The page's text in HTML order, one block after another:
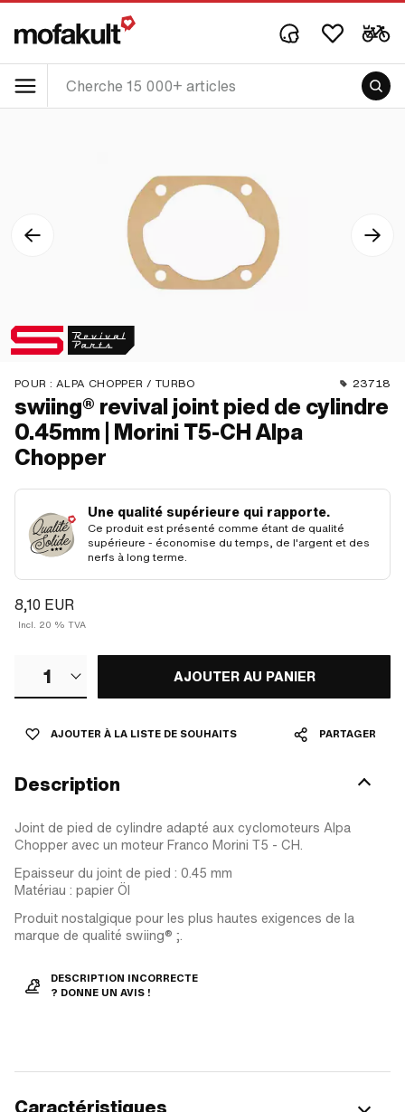
POUR : ALPA CHOPPER / TURBO 23718
swiing® revival joint pied de cylindre
0.45mm | Morini T5-CH Alpa
Chopper
Une qualité supérieure qui rapporte.
Ce produit est présenté comme étant de qualité
supérieure - économise du temps, de l'argent et des
nerfs à long terme.
8,10 EUR
Incl. 20 % TVA
1 AJOUTER AU PANIER
AJOUTER À LA LISTE DE SOUHAITS PARTAGER
Description
Joint de pied de cylindre adapté aux cyclomoteurs Alpa
Chopper avec un moteur Franco Morini T5 - CH.
Epaisseur du joint de pied : 0.45 mm
Matériau : papier Öl
Produit nostalgique pour les plus hautes exigences de la
marque de qualité swiing® ;.
DESCRIPTION INCORRECTE
? DONNE UN AVIS !